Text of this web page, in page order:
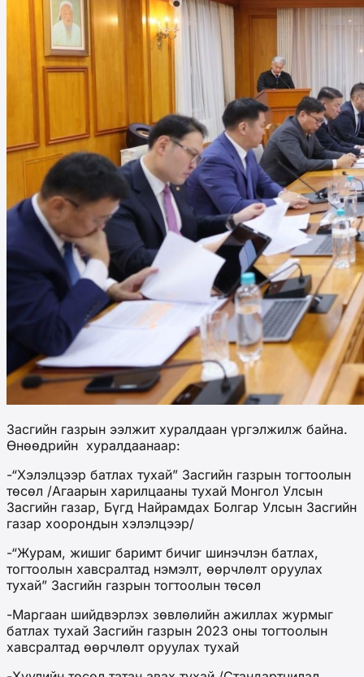
Засгийн газрын ээлжит хуралдаан үргэлжилж байна.
Өнөөдрийн хуралдаанаар:
-“Хэлэлцээр батлах тухай” Засгийн газрын тогтоолын
төсөл /Агаарын харилцааны тухай Монгол Улсын
Засгийн газар, Бүгд Найрамдах Болгар Улсын Засгийн
газар хоорондын хэлэлцээр/
-“Журам, жишиг баримт бичиг шинэчлэн батлах,
тогтоолын хавсралтад нэмэлт, өөрчлөлт оруулах
тухай” Засгийн газрын тогтоолын төсөл
-Маргаан шийдвэрлэх зөвлөлийн ажиллах журмыг
батлах тухай Засгийн газрын 2023 оны тогтоолын
хавсралтад өөрчлөлт оруулах тухай